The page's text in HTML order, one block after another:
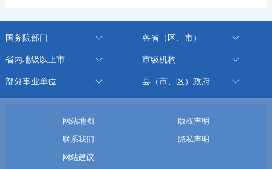
国务院部门 各省（区、市）
省内地级以上市 市级机构
部分事业单位 县（市、区）政府
网站地图
版权声明
联系我们
隐私声明
网站建议